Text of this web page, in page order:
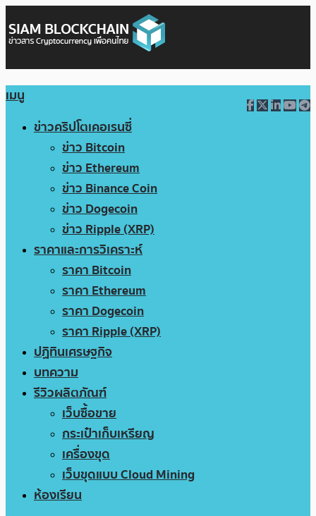
เมนู
ข่าวคริปโตเคอเรนซี่
ข่าว Bitcoin
ข่าว Ethereum
ข่าว Binance Coin
ข่าว Dogecoin
ข่าว Ripple (XRP)
ราคาและการวิเคราะห์
ราคา Bitcoin
ราคา Ethereum
ราคา Dogecoin
ราคา Ripple (XRP)
ปฏิทินเศรษฐกิจ
บทความ
รีวิวผลิตภัณฑ์
เว็บซื้อขาย
กระเป๋าเก็บเหรียญ
เครื่องขุด
เว็บขุดแบบ Cloud Mining
ห้องเรียน